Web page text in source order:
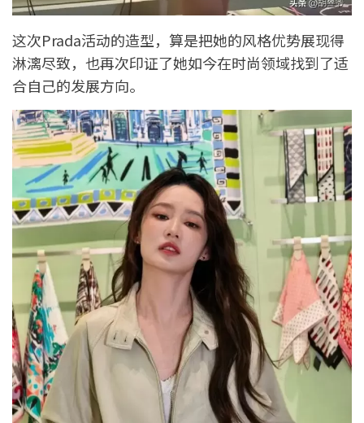
这次Prada活动的造型，算是把她的风格优势展现得
淋漓尽致，也再次印证了她如今在时尚领域找到了适
合自己的发展方向。